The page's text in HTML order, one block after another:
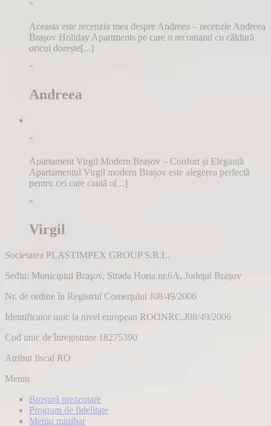
"
Aceasta este recenzia mea despre Andreea – recenzie Andreea
Brașov Holiday Apartments pe care o recomand cu căldură
oricui dorește[...]
"
Andreea
"
Apartament Virgil Modern Brașov – Confort și Eleganță
Apartamentul Virgil modern Brașov este alegerea perfectă
pentru cei care caută o[...]
"
Virgil
Societatea PLASTIMPEX GROUP S.R.L.
Sediu: Municipiul Braşov, Strada Horia nr.6A, Judeţul Braşov
Nr. de ordine în Registrul Comerţului J08/49/2006
Identificator unic la nivel european ROONRC.J08/49/2006
Cod unic de înregistrare 18275390
Atribut fiscal RO
Meniu
Broșură prezentare
Program de fidelitate
Meniu minibar